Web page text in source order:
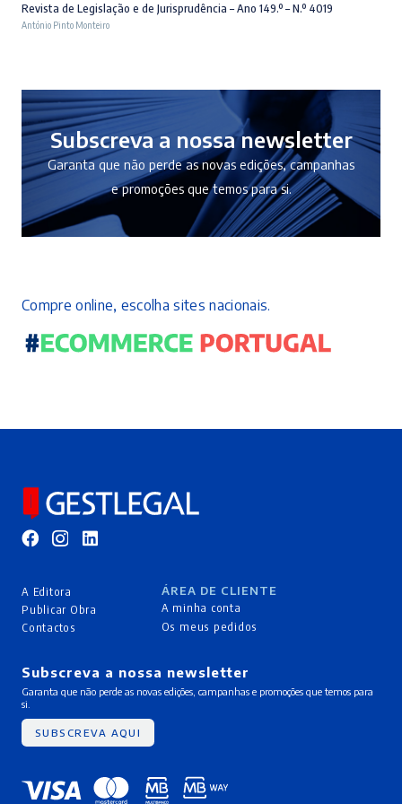
preço
original
preço
atual
Revista de Legislação e de Jurisprudência – Ano 149.º – N.º 4019
António Pinto Monteiro
Subscreva a nossa newsletter
Garanta que não perde as novas edições, campanhas
e promoções que temos para si.
Compre online, escolha sites nacionais.
A Editora
Publicar Obra
Contactos
ÁREA DE CLIENTE
A minha conta
Os meus pedidos
Subscreva a nossa newsletter
Garanta que não perde as novas edições, campanhas e promoções que temos para
si.
SUBSCREVA AQUI